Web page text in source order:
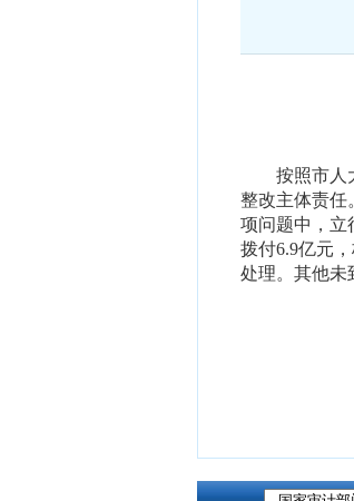
按照市人
整改主体责任
项问题中，立
拨付6.9亿元
处理。 其他未